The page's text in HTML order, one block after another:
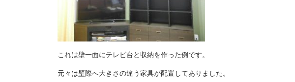
これは壁一面にテレビ台と収納を作った例です。
元々は壁際へ大きさの違う家具が配置してありました。